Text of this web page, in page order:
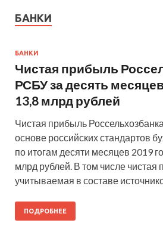
БАНКИ
БАНКИ
Чистая прибыль
РСБУ за десять
13,8 млрд рублей
Чистая прибыль
основе российских стандартов
по итогам десяти месяцев 2019
млрд рублей. В том числе чистая
учитываемая в составе
ПОДРОБНЕЕ